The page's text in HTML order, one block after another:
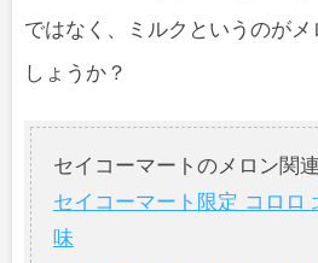
ではなく、ミルクというのが
しょうか？
セイコーマートのメロン関連
セイコーマート限定 コロロ
味